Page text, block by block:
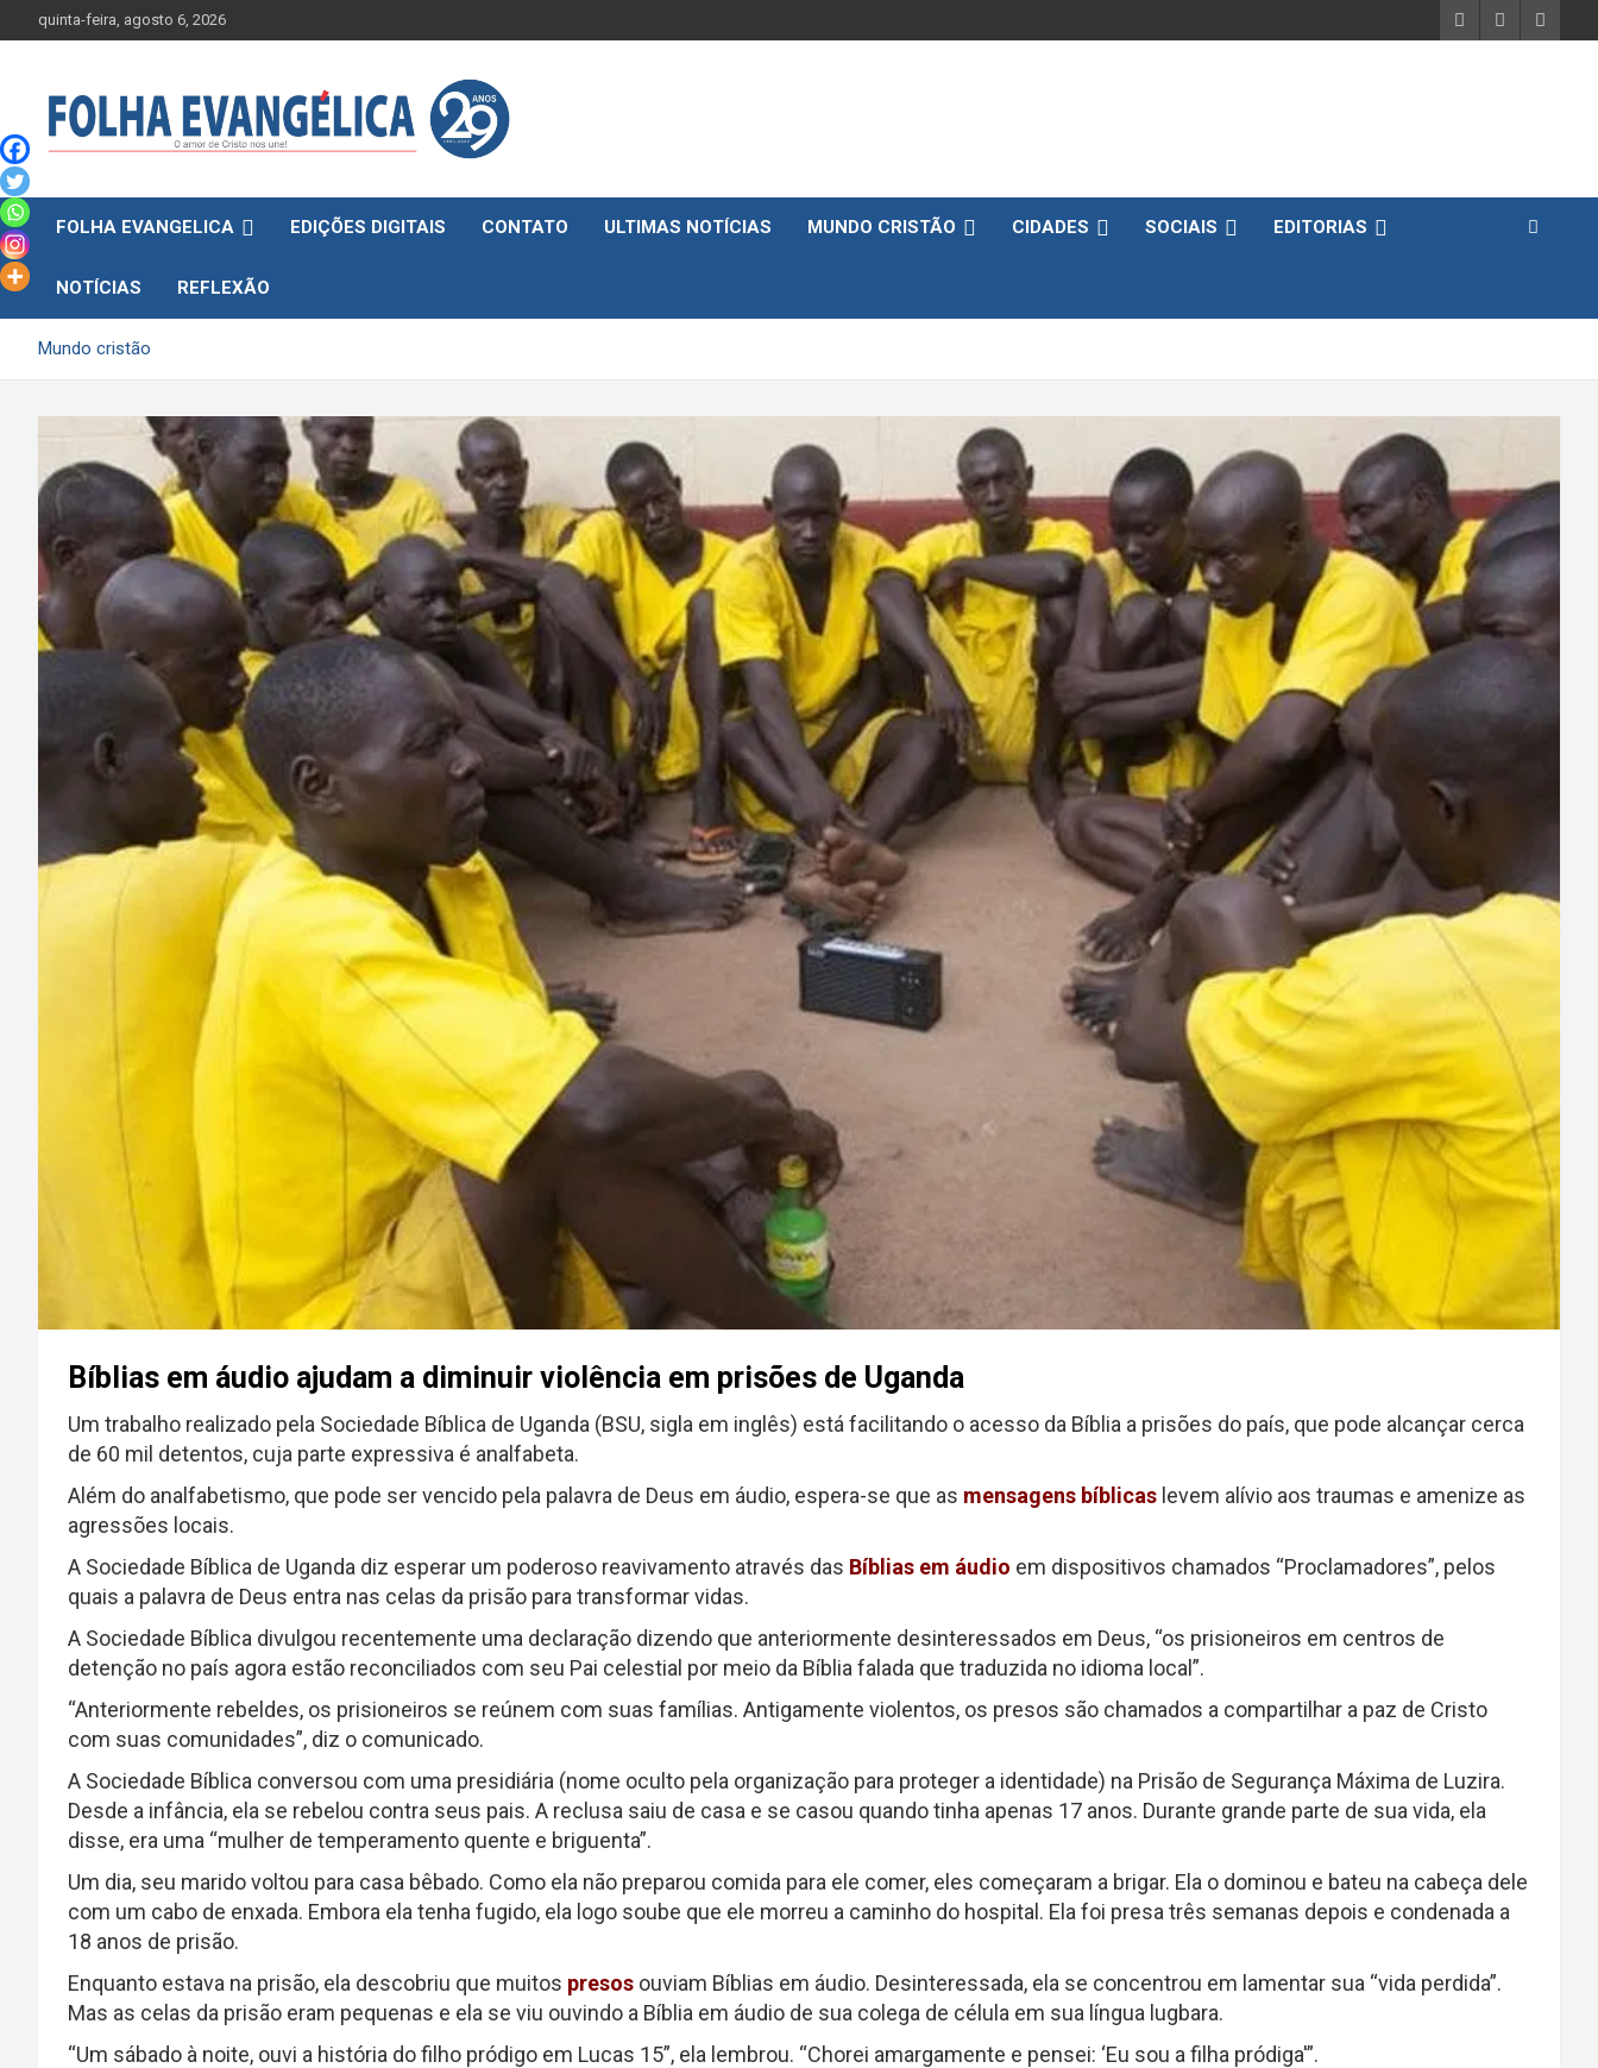
to
quinta-feira, agosto 6, 2026
FOLHA EVANGELICA EDIÇÕES DIGITAIS CONTATO ULTIMAS NOTÍCIAS MUNDO CRISTÃO CIDADES SOCIAIS EDITORIAS
NOTÍCIAS REFLEXÃO
Mundo cristão
Bíblias em áudio ajudam a diminuir violência em prisões de Uganda
Um trabalho realizado pela Sociedade Bíblica de Uganda (BSU, sigla em inglês) está facilitando o acesso da Bíblia a prisões do país, que pode alcançar cerca
de 60 mil detentos, cuja parte expressiva é analfabeta.
Além do analfabetismo, que pode ser vencido pela palavra de Deus em áudio, espera-se que as mensagens bíblicas levem alívio aos traumas e amenize as
agressões locais.
A Sociedade Bíblica de Uganda diz esperar um poderoso reavivamento através das Bíblias em áudio em dispositivos chamados “Proclamadores”, pelos
quais a palavra de Deus entra nas celas da prisão para transformar vidas.
A Sociedade Bíblica divulgou recentemente uma declaração dizendo que anteriormente desinteressados em Deus, “os prisioneiros em centros de
detenção no país agora estão reconciliados com seu Pai celestial por meio da Bíblia falada que traduzida no idioma local”.
“Anteriormente rebeldes, os prisioneiros se reúnem com suas famílias. Antigamente violentos, os presos são chamados a compartilhar a paz de Cristo
com suas comunidades”, diz o comunicado.
A Sociedade Bíblica conversou com uma presidiária (nome oculto pela organização para proteger a identidade) na Prisão de Segurança Máxima de Luzira.
Desde a infância, ela se rebelou contra seus pais. A reclusa saiu de casa e se casou quando tinha apenas 17 anos. Durante grande parte de sua vida, ela
disse, era uma “mulher de temperamento quente e briguenta”.
Um dia, seu marido voltou para casa bêbado. Como ela não preparou comida para ele comer, eles começaram a brigar. Ela o dominou e bateu na cabeça dele
com um cabo de enxada. Embora ela tenha fugido, ela logo soube que ele morreu a caminho do hospital. Ela foi presa três semanas depois e condenada a
18 anos de prisão.
Enquanto estava na prisão, ela descobriu que muitos presos ouviam Bíblias em áudio. Desinteressada, ela se concentrou em lamentar sua “vida perdida”.
Mas as celas da prisão eram pequenas e ela se viu ouvindo a Bíblia em áudio de sua colega de célula em sua língua lugbara.
“Um sábado à noite, ouvi a história do filho pródigo em Lucas 15”, ela lembrou. “Chorei amargamente e pensei: ‘Eu sou a filha pródiga'”.